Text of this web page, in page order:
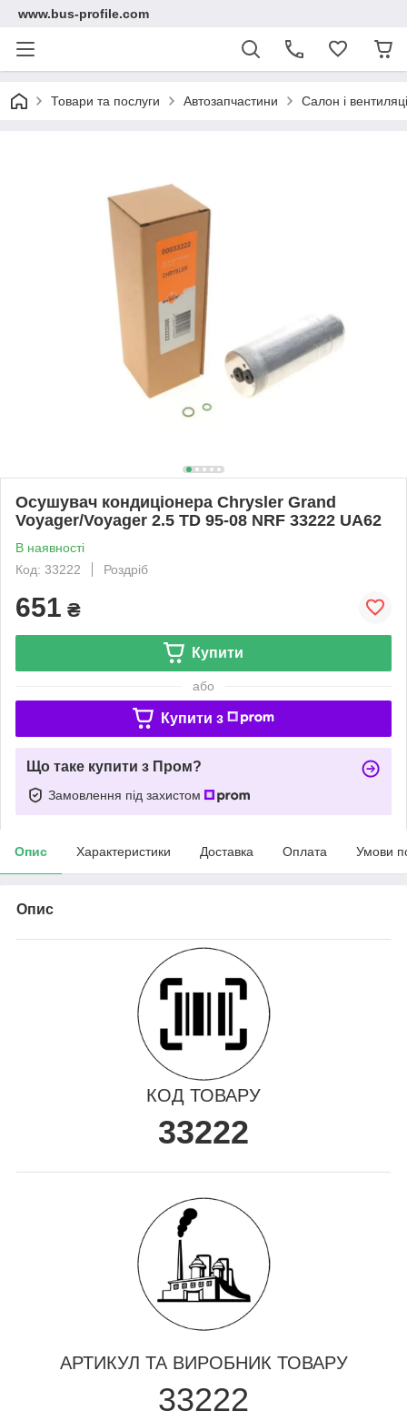
www.bus-profile.com
Товари та послуги Автозапчастини Салон і
Осушувач кондиціонера Chrysler Grand
Voyager/Voyager 2.5 TD 95-08 NRF 33222 UA62
В наявності
Код: 33222
Роздріб
651 ₴
Купити
або
Купити з
Що таке купити з Пром?
Замовлення під захистом
Опис Характеристики Доставка Оплата Умови
Опис
КОД ТОВАРУ
33222
АРТИКУЛ ТА ВИРОБНИК ТОВАРУ
33222